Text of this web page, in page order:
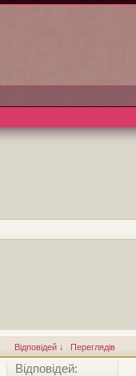
Відповідей ↓ Переглядів
Відповідей: